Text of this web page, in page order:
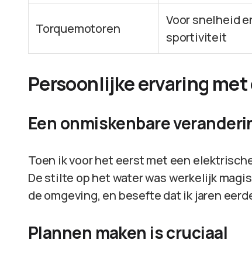
Torquemotoren
Voor snelheid
sportiviteit
Persoonlijke ervaring
Een onmiskenbare
Toen ik voor het eerst met een
De stilte op het water was werkelijk
de omgeving, en besefte dat ik jaren
Plannen maken is cruciaal